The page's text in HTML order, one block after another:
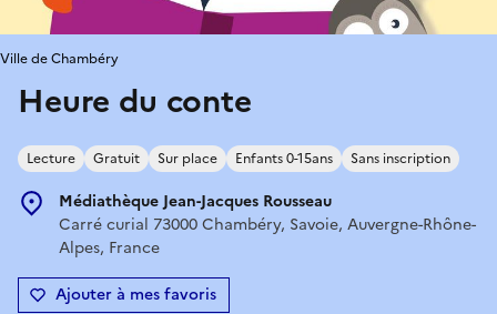
Heure du conte
Lecture Gratuit Sur place Enfants 0-15ans Sans inscription
Médiathèque Jean-Jacques Rousseau
Carré curial 73000 Chambéry, Savoie, Auvergne-Rhône-
Alpes, France
Ajouter à mes favoris
Ville de Chambéry